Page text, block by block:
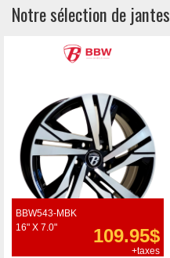
Notre sélection de jantes
BBW543-MBK
16" X 7.0"
109.95$
+taxes